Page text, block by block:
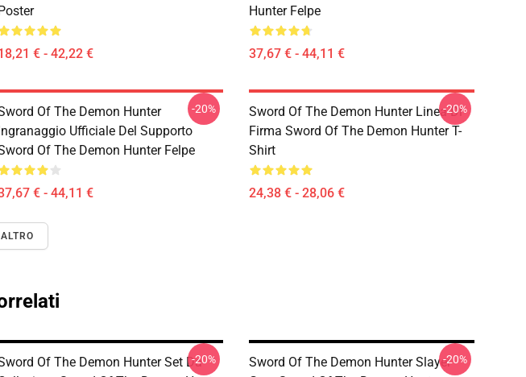
€ - 42,22 €
Hunter Felpe
37,67 € - 44,11 €
Of The Demon Hunter
Ufficiale Del Supporto
Of The Demon Hunter Felpe
€ - 44,11 €
-20%
Sword Of The Demon Hunter Linea Di
Firma Sword Of The Demon Hunter T-
Shirt
24,38 € - 28,06 €
-20%
Of The Demon Hunter Set Da-20%
Sword Of The Demon Hunter Slayer-20%